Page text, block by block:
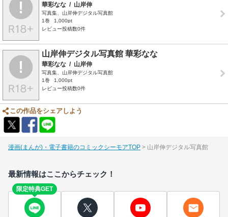
華彩なな / 山岸伸
写真集、山岸伸デジタル写真館
1巻
1,000pt
レビュー投稿数0件
山岸伸デジタル写真館 華彩なな
華彩なな / 山岸伸
写真集、山岸伸デジタル写真館
1巻
1,000pt
レビュー投稿数0件
この作品をシェアしよう
漫画(まんが)・電子書籍のコミックシーモアTOP 山岸伸デジタル写真館
最新情報はここからチェック！
限定特典GET